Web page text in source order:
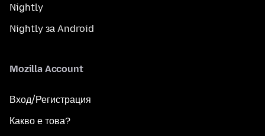
Nightly
Nightly за Android
Mozilla Account
Вход/Регистрация
Какво е това?